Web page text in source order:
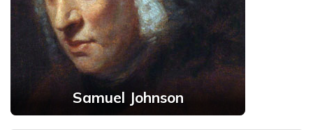
Samuel Johnson